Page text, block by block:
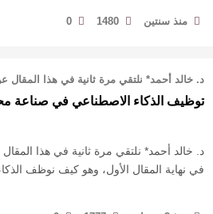
منذ سنتين 1480
0
د. خالد أحمد* نلتقي مرة ثانية في هذا
توظيف الذكاء الاصطناعي في صناعة
د. خالد أحمد* نلتقي مرة ثانية في هذا
في نهاية المقال الأول، وهو كيف نوظف